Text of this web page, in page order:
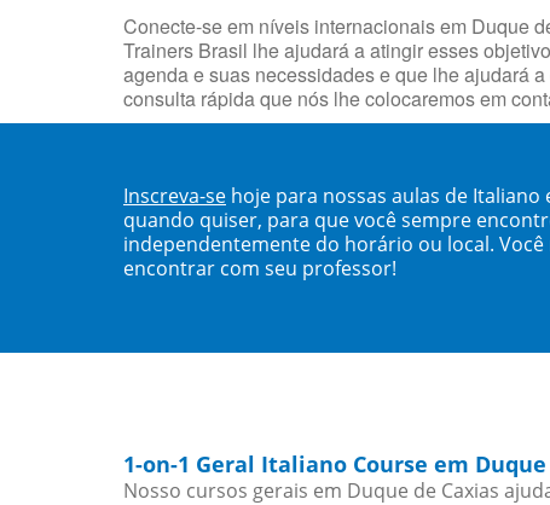
Conecte-se em níveis internacionais em Duque
Trainers Brasil lhe ajudará a atingir esses
agenda e suas necessidades e que lhe ajudará
consulta rápida que nós lhe colocaremos em
Inscreva-se hoje para nossas aulas de Italiano
quando quiser, para que você sempre
independentemente do horário ou local.
encontrar com seu professor!
1-on-1 Geral Italiano Course em Duque
Nosso cursos gerais em Duque de Caxias